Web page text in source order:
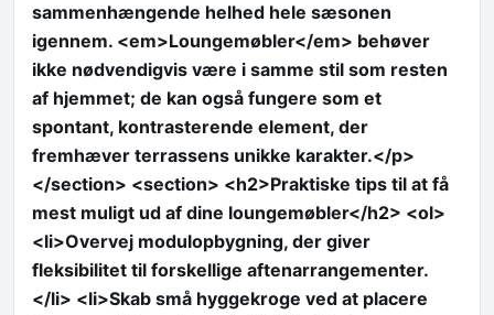
sammenhængende helhed hele sæsonen
igennem. <em>Loungemøbler</em> behøver
ikke nødvendigvis være i samme stil som resten
af hjemmet; de kan også fungere som et
spontant, kontrasterende element, der
fremhæver terrassens unikke karakter.</p>
</section> <section> <h2>Praktiske tips til at få
mest muligt ud af dine loungemøbler</h2> <ol>
<li>Overvej modulopbygning, der giver
fleksibilitet til forskellige aftenarrangementer.
</li> <li>Skab små hyggekroge ved at placere